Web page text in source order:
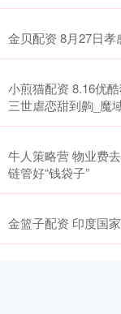
金贝配资 8月27日
小煎猫配资 8.16优
三世虐恋甜到齁_魔
牛人策略营 物业费
链管好“钱袋子”
金篮子配资 印度国